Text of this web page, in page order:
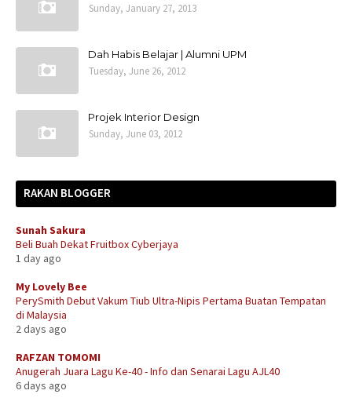
Sunday, January 27, 2013
Dah Habis Belajar | Alumni UPM
Tuesday, June 26, 2012
Projek Interior Design
Sunday, June 03, 2012
RAKAN BLOGGER
Sunah Sakura
Beli Buah Dekat Fruitbox Cyberjaya
1 day ago
My Lovely Bee
PerySmith Debut Vakum Tiub Ultra-Nipis Pertama Buatan Tempatan
di Malaysia
2 days ago
RAFZAN TOMOMI
Anugerah Juara Lagu Ke-40 - Info dan Senarai Lagu AJL40
6 days ago